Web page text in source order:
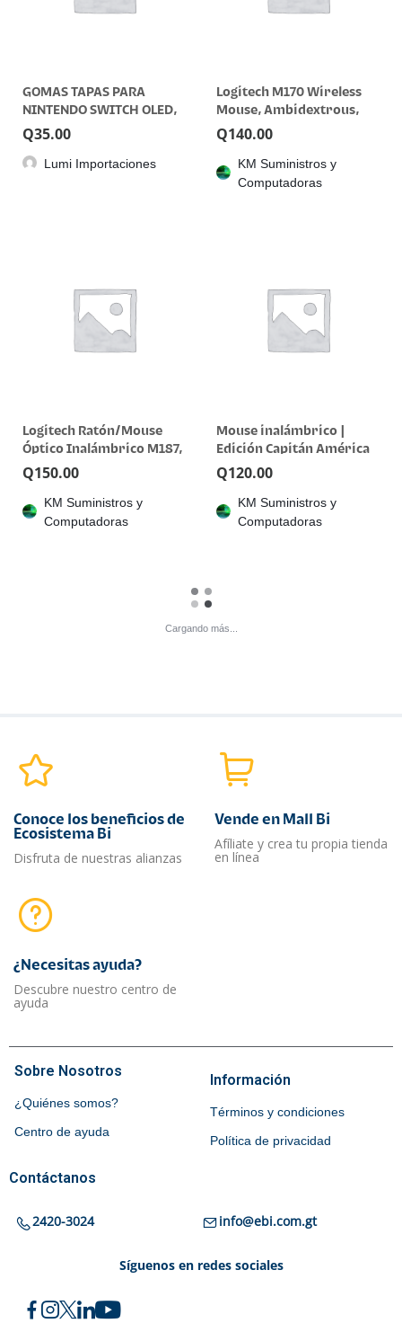
GOMAS TAPAS PARA
NINTENDO SWITCH OLED,
LIGHT Y NORMAL
Q35.00
Lumi Importaciones
Logitech M170 Wireless
Mouse, Ambidextrous,
Off-white – Ratón –
diestro y zurdo – óptico –
3 botones – inalámbrico
Q140.00
KM Suministros y
Computadoras
Logitech Ratón/Mouse
Óptico Inalámbrico M187,
Color Blossom
Q150.00
KM Suministros y
Computadoras
Mouse inalámbrico |
Edición Capitán América
Q120.00
KM Suministros y
Computadoras
Mouse inalámbrico |
Q120.00
KM Suministros y
Porta gafetes Crimi
Set de Aretes Disney
275.00
Fancy Makeup Store
Set de Aretes Disney
Q
Q195.00